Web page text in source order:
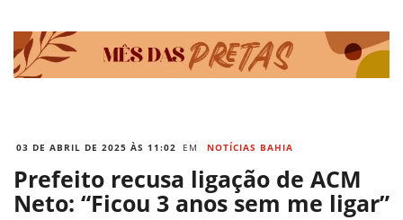
03 DE ABRIL DE 2025 ÀS 11:02 EM NOTÍCIAS BAHIA
Prefeito recusa ligação de ACM
Neto: “Ficou 3 anos sem me ligar”